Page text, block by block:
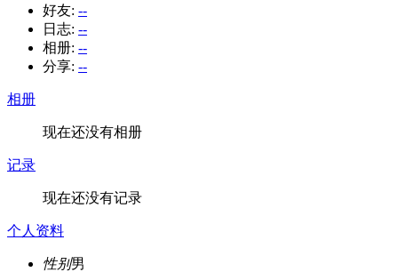
好友: --
日志: --
相册: --
分享: --
相册
现在还没有相册
记录
现在还没有记录
个人资料
性别男